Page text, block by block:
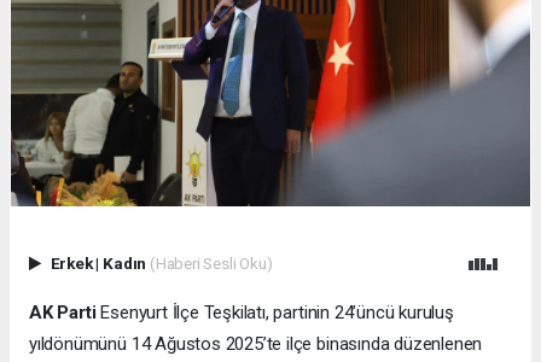
Erkek| Kadın (Haberi Sesli Oku)
AK PartiEsenyurt İlçe Teşkilatı, partinin 24’üncü kuruluş
yıldönümünü 14 Ağustos 2025’te ilçe binasında düzenlenen